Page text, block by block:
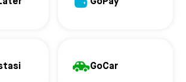
GoCar